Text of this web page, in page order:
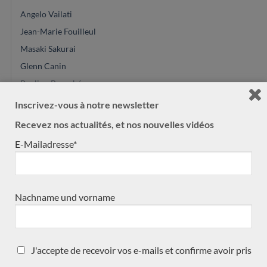
Angelo Vailati
Jean-Marie Fouilleul
Masaki Sakurai
Glenn Canin
Paulino Bernabé
Marie Lequeux
Daryl Perry
Mario Aracama
Michel Belair
Inscrivez-vous à notre newsletter
Recevez nos actualités, et nos nouvelles vidéos
E-Mailadresse*
Nachname und vorname
J'accepte de recevoir vos e-mails et confirme avoir pris